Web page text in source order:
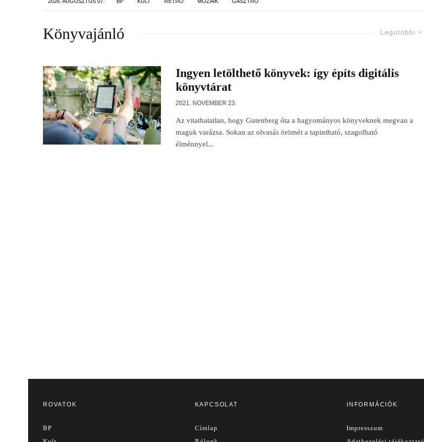
Legutóbbi
Könyvajánló
Ingyen letölthető könyvek: így építs digitális
könyvtárat
2021. NOVEMBER 23.
Az vitathatatlan, hogy Gutenberg óta a hagyományos könyveknek megvan a
maguk varázsa. Sokan az olvasás örömét a tapintható, szagolható
élménnyel...
ROVATOK
BP
KAPCSOLAT
Címlap
INFORMÁCIÓK
Impresszum